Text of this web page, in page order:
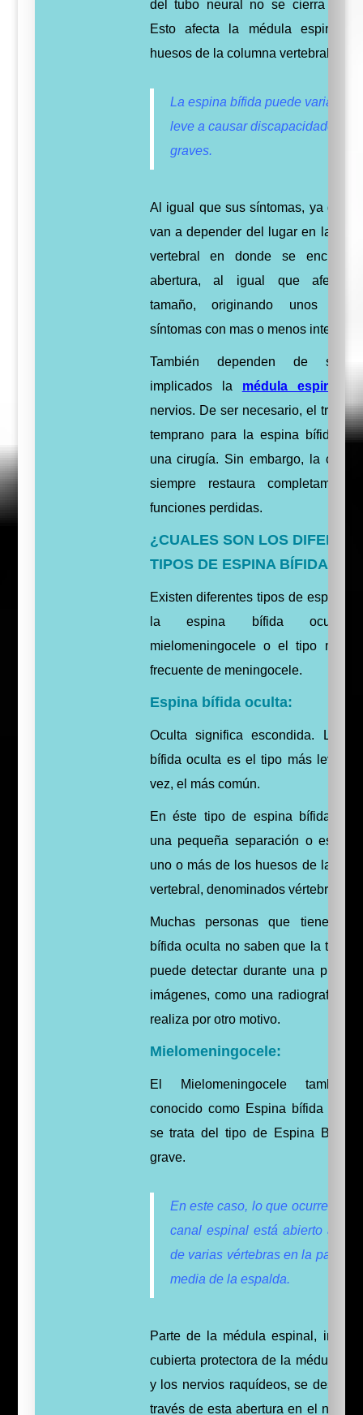
del tubo neural no se cierra del
Esto afecta la médula espinal
huesos de la columna vertebral.
La espina bífida puede variar de
leve a causar discapacidades
graves.
Al igual que sus síntomas, ya que
van a depender del lugar en la
vertebral en donde se
abertura, al igual que
tamaño, originando unos u
síntomas con mas o menos
También dependen de si
implicados la médula espinal
nervios. De ser necesario, el
temprano para la espina bífida
una cirugía. Sin embargo, la
siempre restaura
funciones perdidas.
¿CUALES SON LOS
TIPOS DE ESPINA BÍFIDA?
Existen diferentes tipos de espina
la espina bífida
mielomeningocele o el tipo muy
frecuente de meningocele.
Espina bífida oculta:
Oculta significa escondida. La
bífida oculta es el tipo más leve y
vez, el más común.
En éste tipo de espina bífida
una pequeña separación o
uno o más de los huesos de la
vertebral, denominados vértebras.
Muchas personas que tienen
bífida oculta no saben que la
puede detectar durante una
imágenes, como una radiografía
realiza por otro motivo.
Mielomeningocele:
El Mielomeningocele
conocido como Espina bífida
se trata del tipo de Espina Bífida
grave.
En este caso, lo que ocurre es
canal espinal está abierto a lo
de varias vértebras en la parte
media de la espalda.
Parte de la médula espinal,
cubierta protectora de la médula
y los nervios raquídeos, se
través de esta abertura en el